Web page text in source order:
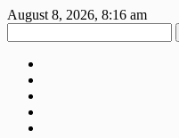
August 8, 2026, 8:16 am